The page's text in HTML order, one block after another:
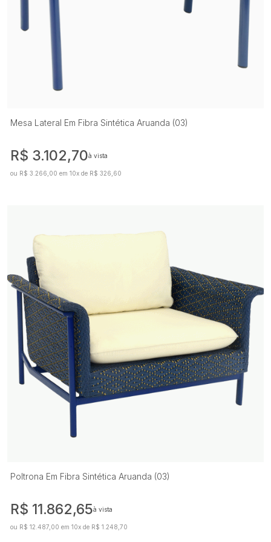
Mesa Lateral Em Fibra Sintética Aruanda (03)
R$ 3.102,70à vista
ou R$ 3.266,00 em 10x de R$ 326,60
Poltrona Em Fibra Sintética Aruanda (03)
R$ 11.862,65à vista
ou R$ 12.487,00 em 10x de R$ 1.248,70